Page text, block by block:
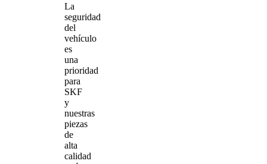
La
seguridad
del
vehículo
es
una
prioridad
para
SKF
y
nuestras
piezas
de
alta
calidad